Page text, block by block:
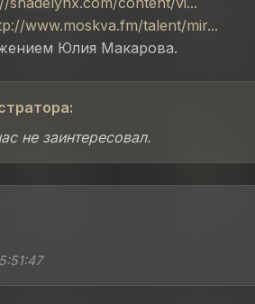
www.moskva.fm/talent/mir...
Юлия Макарова.
не заинтересовал.